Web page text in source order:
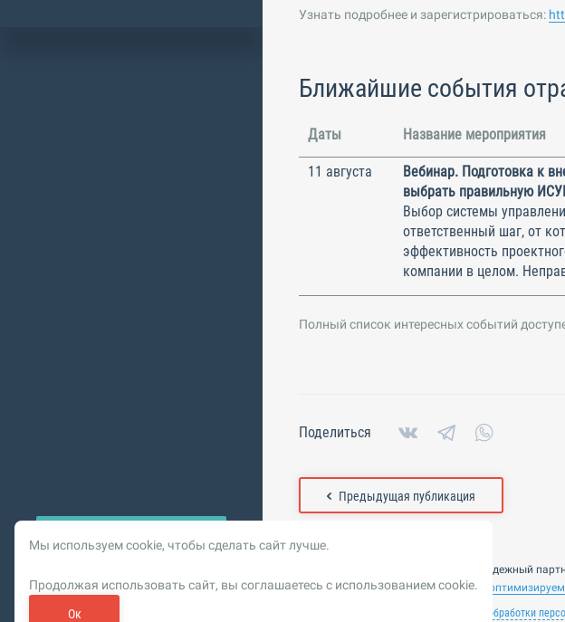
Реклама. ООО «РОМБИТ»
Узнать подробнее и зарегистрироваться:
Ближайшие события
Даты Название мероприятия
11 августа
Вебинар. Подготовка к
выбрать правильную
Выбор системы
ответственный шаг, от
эффективность
компании в целом.
Полный список интересных событий
Поделиться
Предыдущая публикация
© 2026 Vysotskiy consulting — ваш надежный
Цифровизация, BIM, ИИ. Внедряем и оптимизируем
Политика обработки
Мы используем cookie, чтобы сделать сайт лучше.
Продолжая использовать сайт, вы соглашаетесь с использованием cookie.
Ок